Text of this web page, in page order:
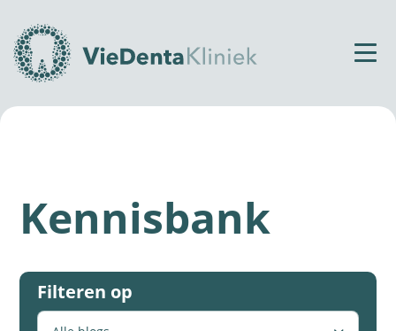
Home
Kennisbank
Filteren op